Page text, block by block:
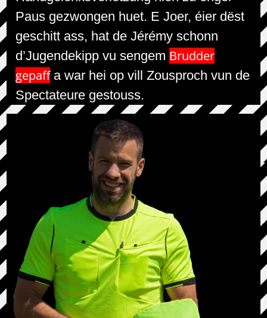
Paus gezwongen huet. E Joer, éier dëst
geschitt ass, hat de Jérémy schonn
d’Jugendekipp vu sengem Brudder
gepaffa war hei op vill Zousproch vun de
Spectateure gestouss.